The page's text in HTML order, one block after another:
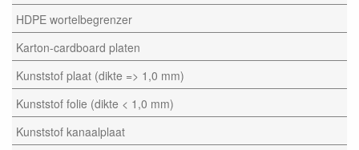
HDPE wortelbegrenzer
Karton-cardboard platen
Kunststof plaat (dikte => 1,0 mm)
Kunststof folie (dikte < 1,0 mm)
Kunststof kanaalplaat